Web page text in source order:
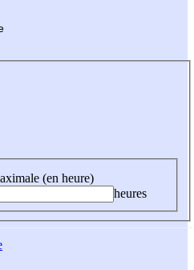
(en heure)
heures